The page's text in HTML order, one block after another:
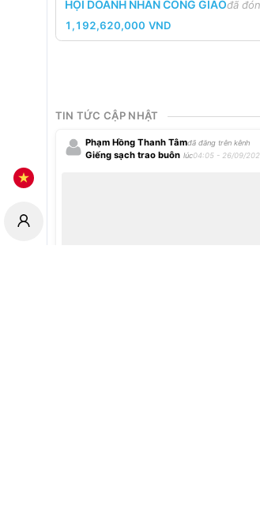
HỘI DOANH NHÂN CÔNG GIÁOđã
1,192,620,000 VND
TIN TỨC CẬP NHẬT
Phạm Hồng Thanh Tâmđã đăng trên kênh
Giếng sạch trao buôn lúc04:05 - 26/09/